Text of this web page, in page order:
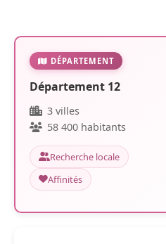
DÉPARTEMENT
Département 12
3 villes
58 400 habitants
Recherche locale
Affinités